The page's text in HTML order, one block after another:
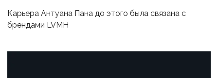
Карьера Антуана Пана до этого была связана с
брендами LVMH